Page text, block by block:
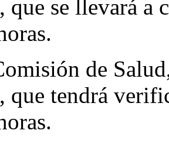
que se llevará a
de
que tendrá